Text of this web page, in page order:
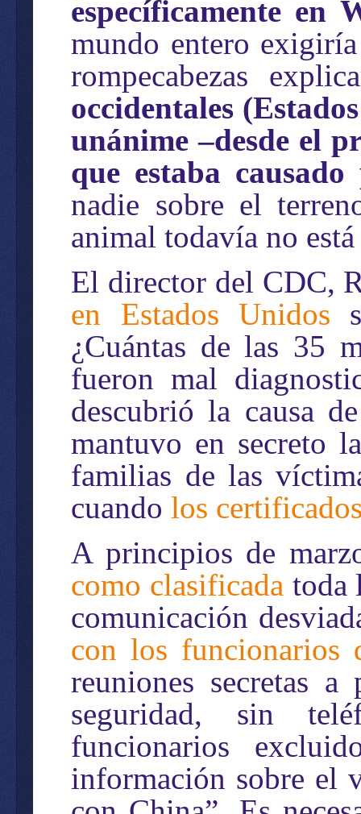
específicamente en
mundo entero
rompecabezas
occidentales
unánime –desde el
que estaba
nadie sobre el
animal todavía no
El director del CDC,
en Estados Unidos
¿Cuántas de las 35
fueron mal
descubrió la causa
mantuvo en secreto
familias de las
cuandolos
A principios de
como clasificada toda
comunicación
con los funcionarios
reuniones secretas a
seguridad, sin
funcionarios
información sobre el